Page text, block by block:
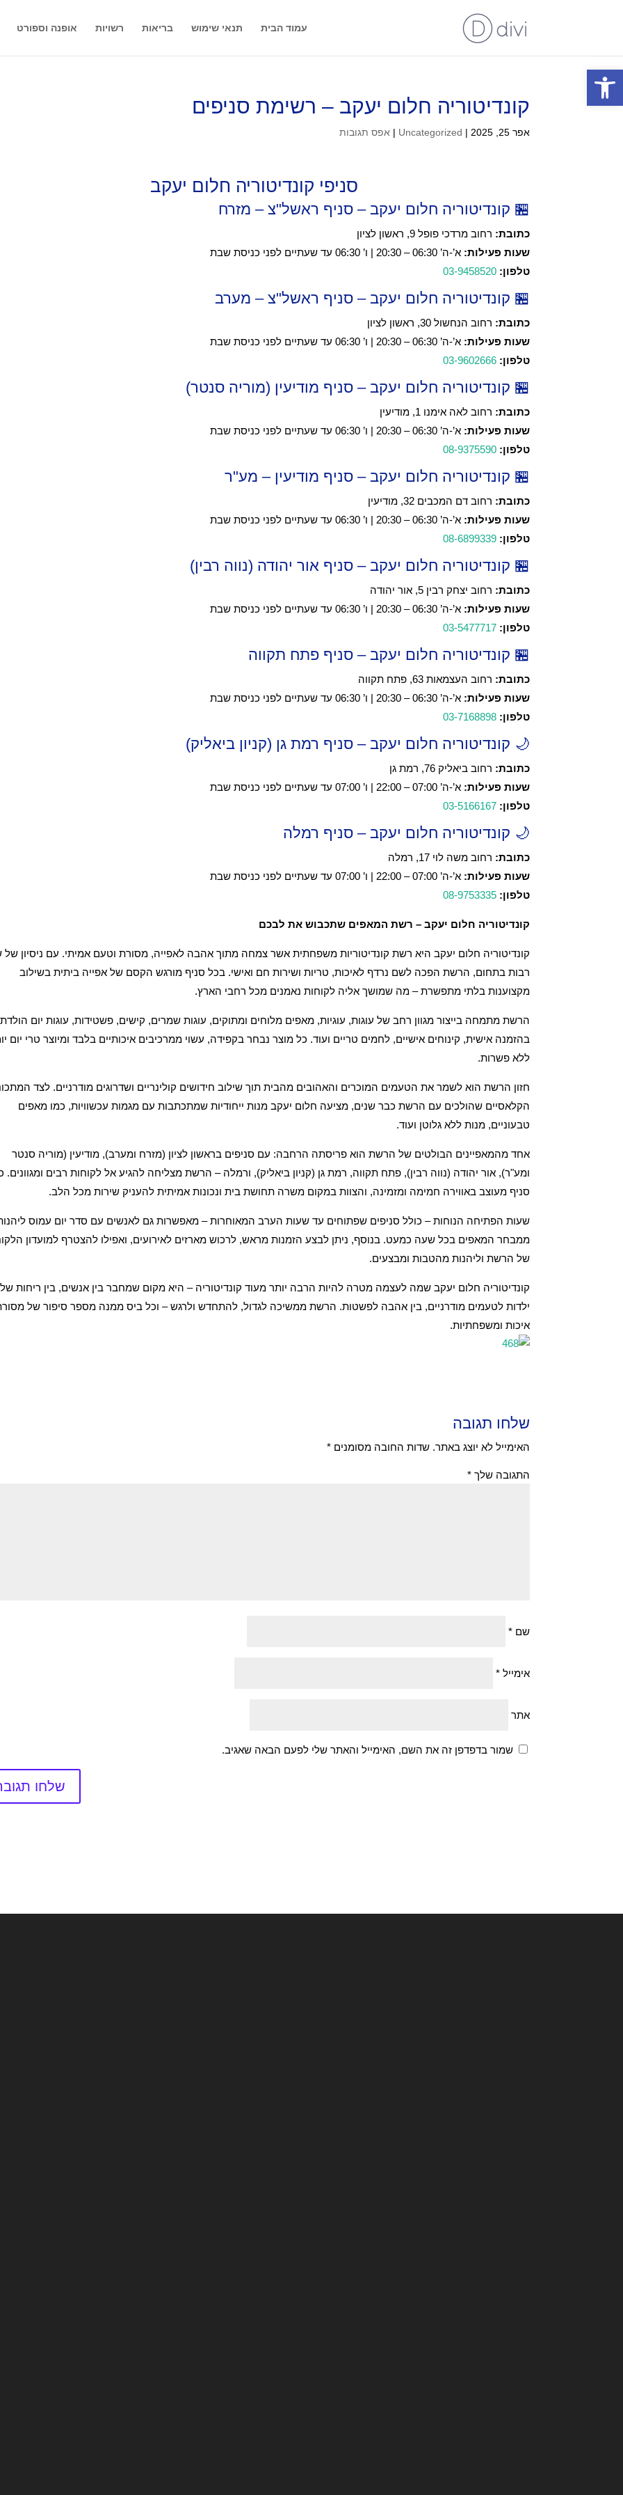
עמוד הבית תנאי שימוש בריאות רשויות אופנה וספורט
קונדיטוריה חלום יעקב – רשימת סניפים
אפר 25, 2025 |
Uncategorized
| אפס תגובות
סניפי קונדיטוריה חלום יעקב
🏪 קונדיטוריה חלום יעקב – סניף ראשל"צ – מזרח
כתובת: רחוב מרדכי פופל 9, ראשון לציון
שעות פעילות: א’-ה’ 06:30 – 20:30 | ו’ 06:30 עד שעתיים לפני כניסת שבת
טלפון: 03-9458520
🏪 קונדיטוריה חלום יעקב – סניף ראשל"צ – מערב
כתובת: רחוב הנחשול 30, ראשון לציון
שעות פעילות: א’-ה’ 06:30 – 20:30 | ו’ 06:30 עד שעתיים לפני כניסת שבת
טלפון: 03-9602666
🏪 קונדיטוריה חלום יעקב – סניף מודיעין (מוריה סנטר)
כתובת: רחוב לאה אימנו 1, מודיעין
שעות פעילות: א’-ה’ 06:30 – 20:30 | ו’ 06:30 עד שעתיים לפני כניסת שבת
טלפון: 08-9375590
🏪 קונדיטוריה חלום יעקב – סניף מודיעין – מע"ר
כתובת: רחוב דם המכבים 32, מודיעין
שעות פעילות: א’-ה’ 06:30 – 20:30 | ו’ 06:30 עד שעתיים לפני כניסת שבת
טלפון: 08-6899339
🏪 קונדיטוריה חלום יעקב – סניף אור יהודה (נווה רבין)
כתובת: רחוב יצחק רבין 5, אור יהודה
שעות פעילות: א’-ה’ 06:30 – 20:30 | ו’ 06:30 עד שעתיים לפני כניסת שבת
טלפון: 03-5477717
🏪 קונדיטוריה חלום יעקב – סניף פתח תקווה
כתובת: רחוב העצמאות 63, פתח תקווה
שעות פעילות: א’-ה’ 06:30 – 20:30 | ו’ 06:30 עד שעתיים לפני כניסת שבת
טלפון: 03-7168898
🌙 קונדיטוריה חלום יעקב – סניף רמת גן (קניון ביאליק)
כתובת: רחוב ביאליק 76, רמת גן
שעות פעילות: א’-ה’ 07:00 – 22:00 | ו’ 07:00 עד שעתיים לפני כניסת שבת
טלפון: 03-5166167
🌙 קונדיטוריה חלום יעקב – סניף רמלה
כתובת: רחוב משה לוי 17, רמלה
שעות פעילות: א’-ה’ 07:00 – 22:00 | ו’ 07:00 עד שעתיים לפני כניסת שבת
טלפון: 08-9753335
קונדיטוריה חלום יעקב – רשת המאפים שתכבוש את לבכם
קונדיטוריה חלום יעקב היא רשת קונדיטוריות משפחתית אשר צמחה מתוך אהבה לאפייה, מסורת וטעם אמיתי. עם ניסיון של
רבות בתחום, הרשת הפכה לשם נרדף לאיכות, טריות ושירות חם ואישי. בכל סניף מורגש הקסם של אפייה ביתית בשילוב
מקצוענות בלתי מתפשרת – מה שמושך אליה לקוחות נאמנים מכל רחבי הארץ.
הרשת מתמחה בייצור מגוון רחב של עוגות, עוגיות, מאפים מלוחים ומתוקים, עוגות שמרים, קישים, פשטידות, עוגות יום הולדת
בהזמנה אישית, קינוחים אישיים, לחמים טריים ועוד. כל מוצר נבחר בקפידה, עשוי ממרכיבים איכותיים בלבד ומיוצר טרי יום
ללא פשרות.
חזון הרשת הוא לשמר את הטעמים המוכרים והאהובים מהבית תוך שילוב חידושים קולינריים ושדרוגים מודרניים. לצד
הקלאסיים שהולכים עם הרשת כבר שנים, מציעה חלום יעקב מנות ייחודיות שמתכתבות עם מגמות עכשוויות, כמו מאפים
טבעוניים, מנות ללא גלוטן ועוד.
אחד מהמאפיינים הבולטים של הרשת הוא פריסתה הרחבה: עם סניפים בראשון לציון (מזרח ומערב), מודיעין (מוריה סנטר
ומע"ר), אור יהודה (נווה רבין), פתח תקווה, רמת גן (קניון ביאליק), ורמלה – הרשת מצליחה להגיע אל לקוחות רבים ומגוונים.
סניף מעוצב באווירה חמימה ומזמינה, והצוות במקום משרה תחושת בית ונכונות אמיתית להעניק שירות מכל הלב.
שעות הפתיחה הנוחות – כולל סניפים שפתוחים עד שעות הערב המאוחרות – מאפשרות גם לאנשים עם סדר יום עמוס
ממבחר המאפים בכל שעה כמעט. בנוסף, ניתן לבצע הזמנות מראש, לרכוש מארזים לאירועים, ואפילו להצטרף למועדון
של הרשת וליהנות מהטבות ומבצעים.
קונדיטוריה חלום יעקב שמה לעצמה מטרה להיות הרבה יותר מעוד קונדיטוריה – היא מקום שמחבר בין אנשים, בין ריחות של
ילדות לטעמים מודרניים, בין אהבה לפשטות. הרשת ממשיכה לגדול, להתחדש ולרגש – וכל ביס ממנה מספר סיפור של
איכות ומשפחתיות.
שלחו תגובה
האימייל לא יוצג באתר. שדות החובה מסומנים*
התגובה שלך*
שם*
אימייל*
אתר
שמור בדפדפן זה את השם, האימייל והאתר שלי לפעם הבאה שאגיב.
פתח סרגל נגישות